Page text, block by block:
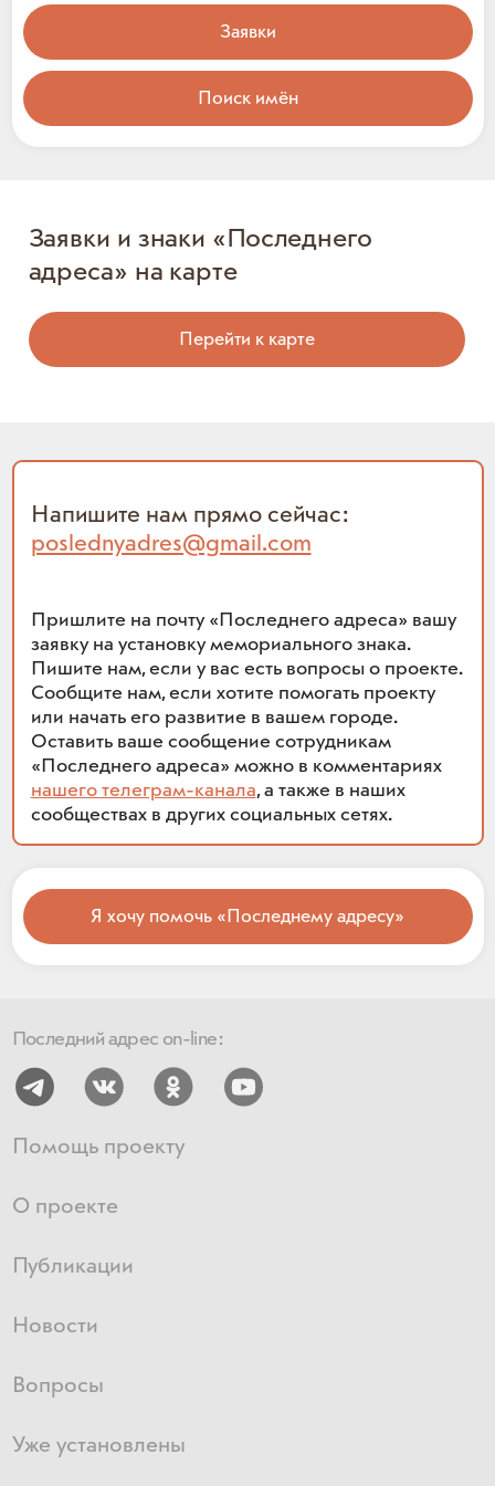
Заявки
Поиск имён
Заявки и знаки «Последнего
адреса» на карте
Перейти к карте
Напишите нам прямо сейчас:
poslednyadres@gmail.com
Пришлите на почту «Последнего адреса» вашу
заявку на установку мемориального знака.
Пишите нам, если у вас есть вопросы о проекте.
Сообщите нам, если хотите помогать проекту
или начать его развитие в вашем городе.
Оставить ваше сообщение сотрудникам
«Последнего адреса» можно в комментариях
нашего телеграм-канала, а также в наших
сообществах в других социальных сетях.
Я хочу помочь «Последнему адресу»
Последний адрес on-line:
Помощь проекту
О проекте
Публикации
Новости
Вопросы
Уже установлены